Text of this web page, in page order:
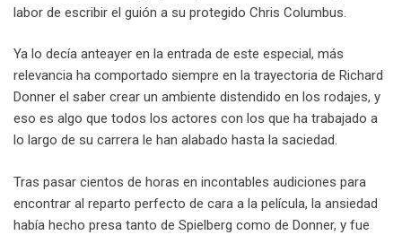
labor de escribir el guión a su protegido Chris Columbus.
Ya lo decía anteayer en la entrada de este especial, más
relevancia ha comportado siempre en la trayectoria de Richard
Donner el saber crear un ambiente distendido en los rodajes, y
eso es algo que todos los actores con los que ha trabajado a
lo largo de su carrera le han alabado hasta la saciedad.
Tras pasar cientos de horas en incontables audiciones para
encontrar al reparto perfecto de cara a la película, la ansiedad
había hecho presa tanto de Spielberg como de Donner, y fue